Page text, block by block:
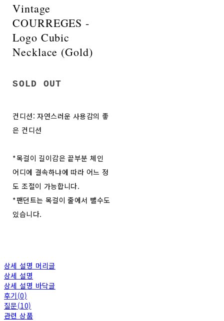
Vintage
COURREGES -
Logo Cubic
Necklace (Gold)
SOLD OUT
컨디션: 자연스러운 사용감의 좋
은 컨디션
*목걸이 길이감은 끝부분 체인
어디에 결속하냐에 따라 어느 정
도 조절이 가능합니다.
*팬던트는 목걸이 줄에서 뺄수도
있습니다.
상세 설명 머리글
상세 설명
상세 설명 바닥글
후기(0)
질문(10)
관련 상품